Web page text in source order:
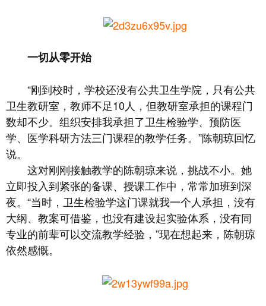
一切从零开始
“刚到校时，学校还没有公共卫生学院，只有公共
卫生教研室，教师不足10人，但教研室承担的课程门
数却不少。组织安排我承担了卫生检验学、预防医
学、医学科研方法三门课程的教学任务。”陈朝琼回忆
说。
这对刚刚接触教学的陈朝琼来说，挑战不小。她
立即投入到紧张的备课、授课工作中，常常加班到深
夜。“当时，卫生检验学这门课就我一个人承担，没有
大纲、教案可借鉴，也没有建设起实验体系，没有同
专业的前辈可以交流教学经验，”现在想起来，陈朝琼
依然感慨。